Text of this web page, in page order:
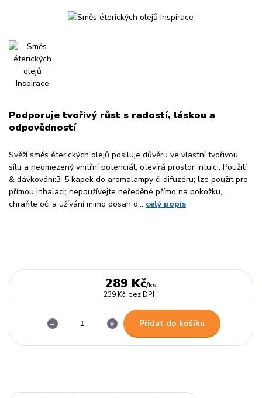
Podporuje tvořivý růst s radostí, láskou a
odpovědností
Svěží směs éterických olejů posiluje důvěru ve vlastní tvořivou
sílu a neomezený vnitřní potenciál, otevírá prostor intuici. Použití
& dávkování:3-5 kapek do aromalampy či difuzéru; lze použít pro
přímou inhalaci; nepoužívejte neředěné přímo na pokožku,
chraňte oči a užívání mimo dosah d... celý popis
289 Kč/ks
239 Kč bez DPH
Přidat do košíku